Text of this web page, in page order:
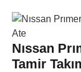
Nıssan
Tamir